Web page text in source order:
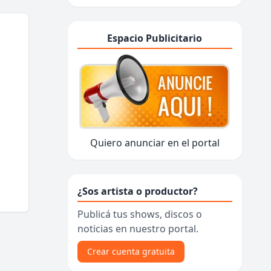
Espacio Publicitario
Quiero anunciar en el portal
¿Sos artista o productor?
Publicá tus shows, discos o
noticias en nuestro portal.
Crear cuenta gratuita